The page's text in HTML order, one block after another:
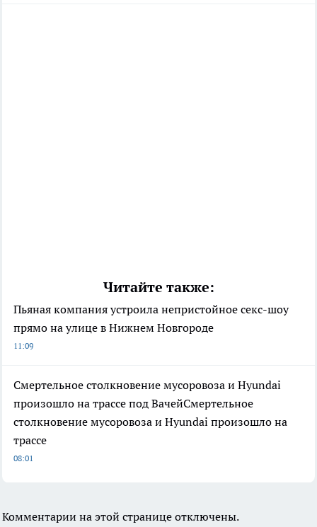
Читайте также:
Пьяная компания устроила непристойное секс-шоу
прямо на улице в Нижнем Новгороде
11:09
Смертельное столкновение мусоровоза и Hyundai
произошло на трассе под ВачейСмертельное
столкновение мусоровоза и Hyundai произошло на
трассе
08:01
Комментарии на этой странице отключены.